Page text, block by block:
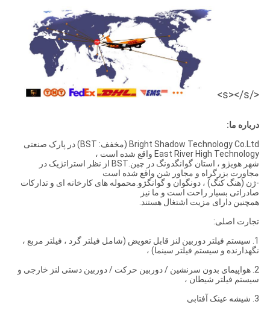
</s></s>
درباره ما:
Bright Shadow Technology Co.Ltd (مخفف: BST) در پارک صنعتی
East River High Technology واقع شده است ،
شهر هویژو ، استان گوانگدونگ در چین.BST از نظر استراتژیک در
مجاورت بزرگراه و مجاور شن واقع شده است
-ژن (هنگ کنگ) ، دونگوان و گوانگژو.محموله های کارخانه ای و تدارکات
صادراتی بسیار راحت است و ما نیز
همچنین دارای مزیت اشتغال هستند.
تجارت اصلی:
1. سیستم فیلتر دوربین لنز قابل تعویض (شامل فیلتر گرد ، فیلتر مربع ،
نگهدارنده و سیستم فیلتر سینما) ،
2. هواپیمای بدون سرنشین / دوربین حرکت / دوربین دستی لنز خارجی و
سیستم فیلتر شیطان ،
3. شیشه عینک آفتابی